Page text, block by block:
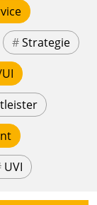
#Strategie
UVI